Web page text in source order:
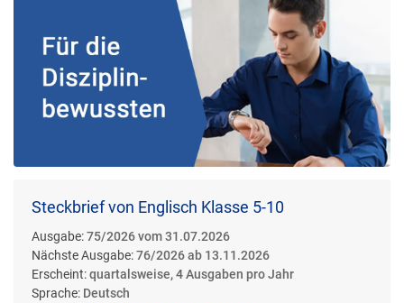
Steckbrief von Englisch Klasse 5-10
Ausgabe:75/2026 vom 31.07.2026
Nächste Ausgabe:76/2026 ab 13.11.2026
Erscheint:quartalsweise, 4 Ausgaben pro Jahr
Sprache: Deutsch